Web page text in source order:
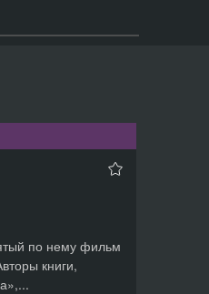
по нему фильм
книги,